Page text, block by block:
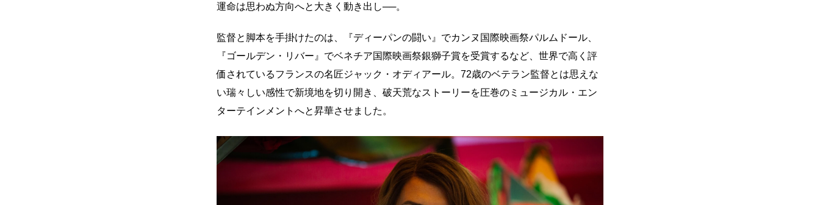
運命は思わぬ方向へと大きく動き出し──。
監督と脚本を手掛けたのは、『ディーパンの闘い』でカンヌ国際映画祭パルムドール、
『ゴールデン・リバー』でベネチア国際映画祭銀獅子賞を受賞するなど、世界で高く評
価されているフランスの名匠ジャック・オディアール。72歳のベテラン監督とは思えな
い瑞々しい感性で新境地を切り開き、破天荒なストーリーを圧巻のミュージカル・エン
ターテインメントへと昇華させました。